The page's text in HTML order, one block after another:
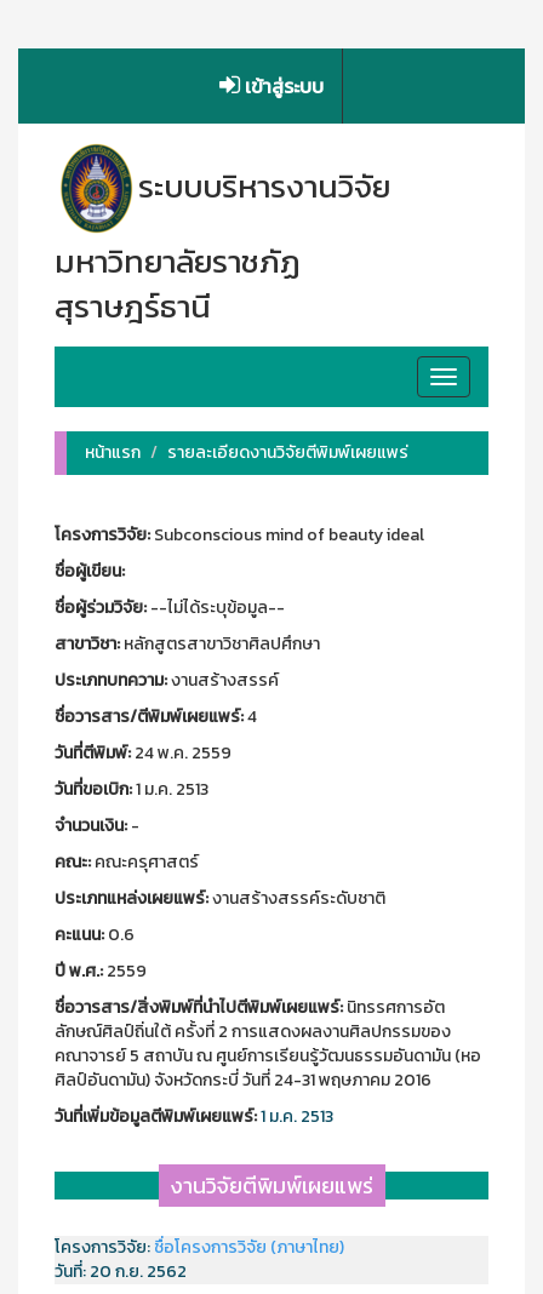
เข้าสู่ระบบ
ระบบบริหารงานวิจัย
มหาวิทยาลัยราชภัฏ
สุราษฎร์ธานี
Toggle
navigation
หน้าแรก
รายละเอียดงานวิจัยตีพิมพ์เผยแพร่
โครงการวิจัย:Subconscious mind of beauty ideal
ชื่อผู้เขียน:
ชื่อผู้ร่วมวิจัย:--ไม่ได้ระบุข้อมูล--
สาขาวิชา:หลักสูตรสาขาวิชาศิลปศึกษา
ประเภทบทความ:งานสร้างสรรค์
ชื่อวารสาร/ตีพิมพ์เผยแพร์:4
วันที่ตีพิมพ์:24 พ.ค. 2559
วันที่ขอเบิก:1 ม.ค. 2513
จำนวนเงิน:-
คณะ:คณะครุศาสตร์
ประเภทแหล่งเผยแพร์:งานสร้างสรรค์ระดับชาติ
คะแนน:0.6
ปี พ.ศ.:2559
ชื่อวารสาร/สิ่งพิมพ์ที่นำไปตีพิมพ์เผยแพร์:นิทรรศการอัต
ลักษณ์ศิลป์ถิ่นใต้ ครั้งที่ 2 การแสดงผลงานศิลปกรรมของ
คณาจารย์ 5 สถาบัน ณ ศูนย์การเรียนรู้วัฒนธรรมอันดามัน (หอ
ศิลป์อันดามัน) จังหวัดกระบี่ วันที่ 24-31 พฤษภาคม 2016
วันที่เพิ่มข้อมูลตีพิมพ์เผยแพร์:1 ม.ค. 2513
งานวิจัยตีพิมพ์เผยแพร่
โครงการวิจัย:ชื่อโครงการวิจัย (ภาษาไทย)
วันที่:20 ก.ย. 2562